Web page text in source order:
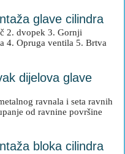
glave cilindra
2. dvopek 3. Gornji
4. Opruga ventila 5. Brtva
dijelova glave
ravnala i seta ravnih
od ravnine površine
bloka cilindra